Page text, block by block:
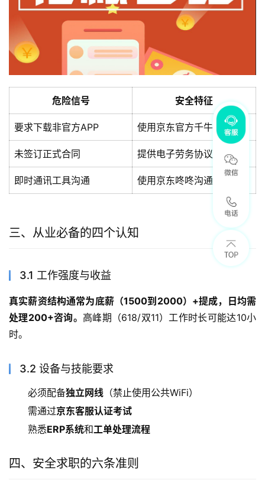
危险信号 安全特征
要求下载非官方APP 使用京东官方千牛工作台
未签订正式合同 提供电子劳务协议
即时通讯工具沟通 使用京东咚咚沟通
三、从业必备的四个认知
3.1 工作强度与收益
真实薪资结构通常为底薪（1500到2000）+提成，日均需
处理200+咨询。 高峰期（618/双11）工作时长可能达10小
时。
3.2 设备与技能要求
必须配备独立网线 （禁止使用公共WiFi）
需通过京东客服认证考试
熟悉ERP系统和工单处理流程
四、安全求职的六条准则